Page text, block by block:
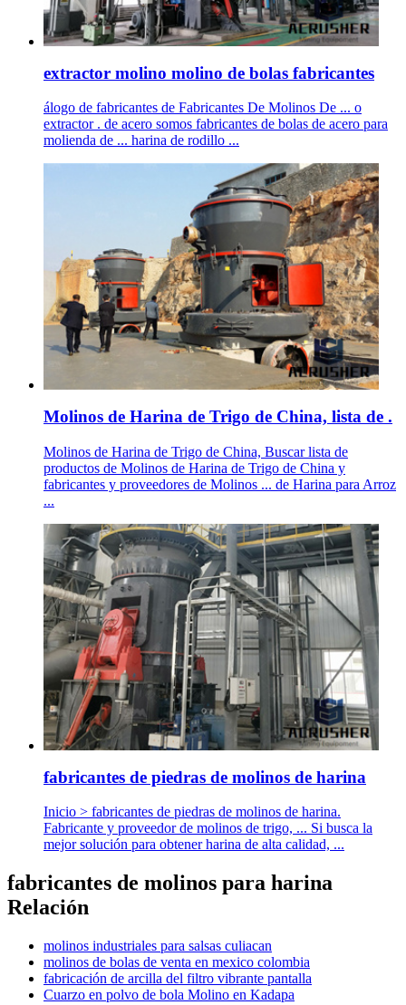
extractor molino molino de bolas fabricantes
álogo de fabricantes de Fabricantes De Molinos De ... o
extractor . de acero somos fabricantes de bolas de acero para
molienda de ... harina de rodillo ...
Molinos de Harina de Trigo de China, lista de .
Molinos de Harina de Trigo de China, Buscar lista de
productos de Molinos de Harina de Trigo de China y
fabricantes y proveedores de Molinos ... de Harina para Arroz
...
fabricantes de piedras de molinos de harina
Inicio > fabricantes de piedras de molinos de harina.
Fabricante y proveedor de molinos de trigo, ... Si busca la
mejor solución para obtener harina de alta calidad, ...
fabricantes de molinos para harina
Relación
molinos industriales para salsas culiacan
molinos de bolas de venta en mexico colombia
fabricación de arcilla del filtro vibrante pantalla
Cuarzo en polvo de bola Molino en Kadapa